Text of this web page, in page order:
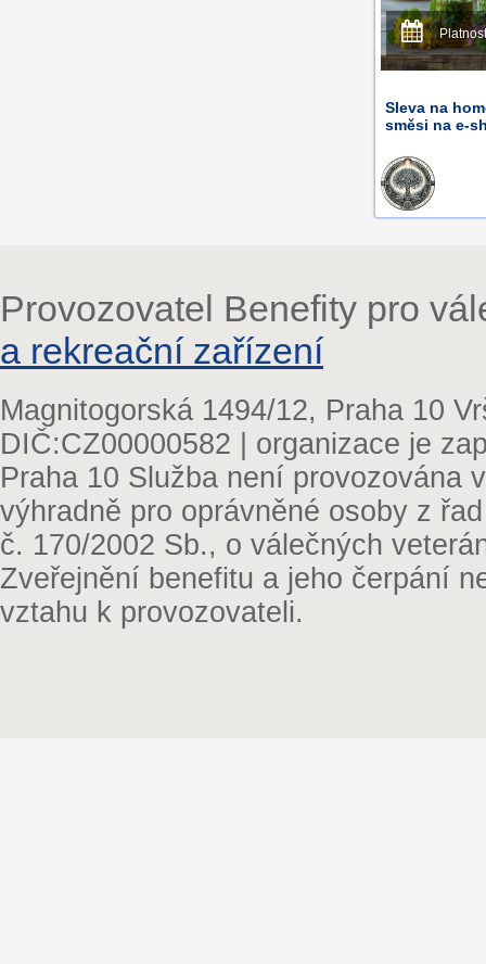
Sleva na
směsi na e-
Provozovatel Benefity pro
a rekreační zařízení
Magnitogorská 1494/12, Praha 10
DIČ:CZ00000582 | organizace je
Praha 10 Služba není provozována
výhradně pro oprávněné osoby z
č. 170/2002 Sb., o válečných
Zveřejnění benefitu a jeho čerpání
vztahu k provozovateli.